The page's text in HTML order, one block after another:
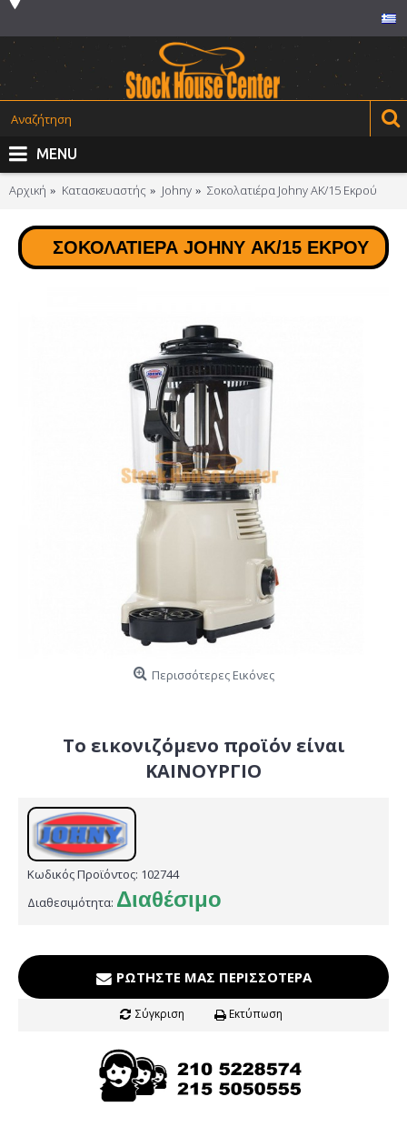
MENU
Αρχική Κατασκευαστής Johny Σοκολατιέρα Johny ΑΚ/15 Εκρού
ΣΟΚΟΛΑΤΙΈΡΑ JOHNY ΑΚ/15 ΕΚΡΟΎ
Περισσότερες Εικόνες
Το εικονιζόμενο προϊόν είναι
ΚΑΙΝΟΥΡΓΙΟ
Κωδικός Προϊόντος: 102744
Διαθεσιμότητα: Διαθέσιμο
ΡΩΤΉΣΤΕ ΜΑΣ ΠΕΡΙΣΣΌΤΕΡΑ
Σύγκριση Εκτύπωση